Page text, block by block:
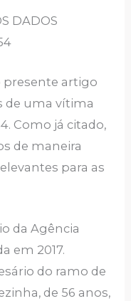
DADOS
presente artigo
de uma vítima
Como já citado,
de maneira
para as
da Agência
em 2017.
do ramo de
de 56 anos,